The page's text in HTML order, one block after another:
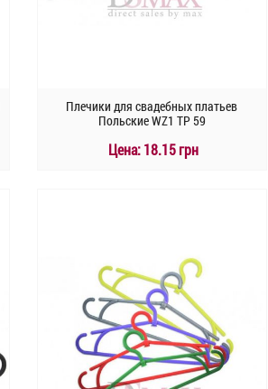
Плечики для свадебных платьев
Польские WZ1 TP 59
Цена:18.15 грн